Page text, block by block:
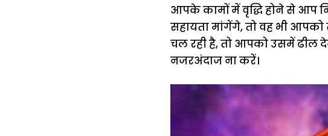
आपके कामों में वृद्धि होने से आप
सहायता मांगेंगे, तो वह भी
चल रही है, तो आपको उसमें ढील
नजरअंदाज ना करें।